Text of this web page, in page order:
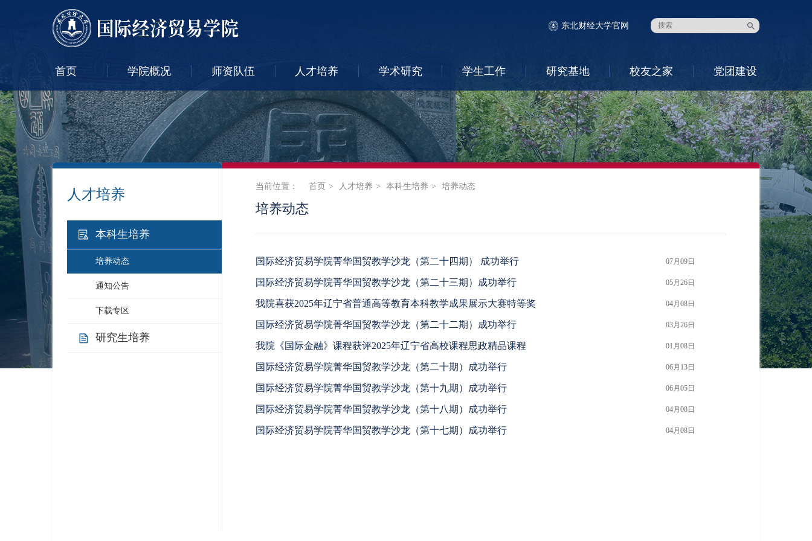
东北财经大学官网
首页 学院概况 师资队伍 人才培养 学术研究 学生工作 研究基地 校友之家 党团建设
人才培养
本科生培养
培养动态
通知公告
下载专区
研究生培养
当前位置： 首页 人才培养 本科生培养 培养动态
培养动态
07月09日
国际经济贸易学院菁华国贸教学沙龙（第二十四期） 成功举行
05月26日
国际经济贸易学院菁华国贸教学沙龙（第二十三期）成功举行
04月08日
我院喜获2025年辽宁省普通高等教育本科教学成果展示大赛特等奖
03月26日
国际经济贸易学院菁华国贸教学沙龙（第二十二期）成功举行
01月08日
我院《国际金融》课程获评2025年辽宁省高校课程思政精品课程
06月13日
国际经济贸易学院菁华国贸教学沙龙（第二十期）成功举行
06月05日
国际经济贸易学院菁华国贸教学沙龙（第十九期）成功举行
04月08日
国际经济贸易学院菁华国贸教学沙龙（第十八期）成功举行
04月08日
国际经济贸易学院菁华国贸教学沙龙（第十七期）成功举行